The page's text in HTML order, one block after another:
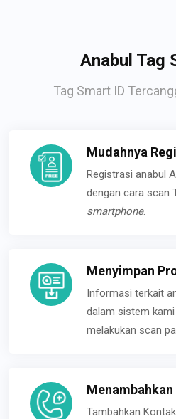
Anabul Tag
Tag Smart ID
Mudahnya
Registrasi anabul
dengan cara scan
smartphone.
Menyimpan
Informasi terkait
dalam sistem
melakukan scan
Tambahkan